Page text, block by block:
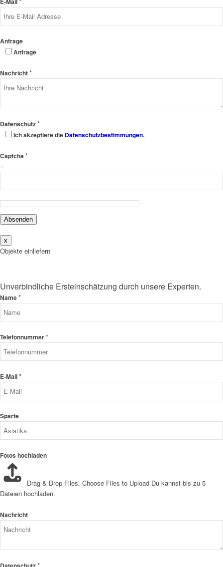
E-Mail
Anfrage
Anfrage
Nachricht*
Datenschutz*
Ich akzeptiere die Datenschutzbestimmungen.
Captcha *
=
Absenden
x
Objekte einliefern
Unverbindliche Ersteinschätzung durch unsere Experten.
Name*
Telefonnummer*
E-Mail*
Sparte
Fotos hochladen
Drag & Drop Files, Choose Files to Upload Du kannst bis zu 5
Dateien hochladen.
Nachricht